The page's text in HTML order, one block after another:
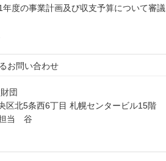
度の事業計画及び収支予算について審
お問い合わせ
団
区北5条西6丁目 札幌センタービル15階
当 谷